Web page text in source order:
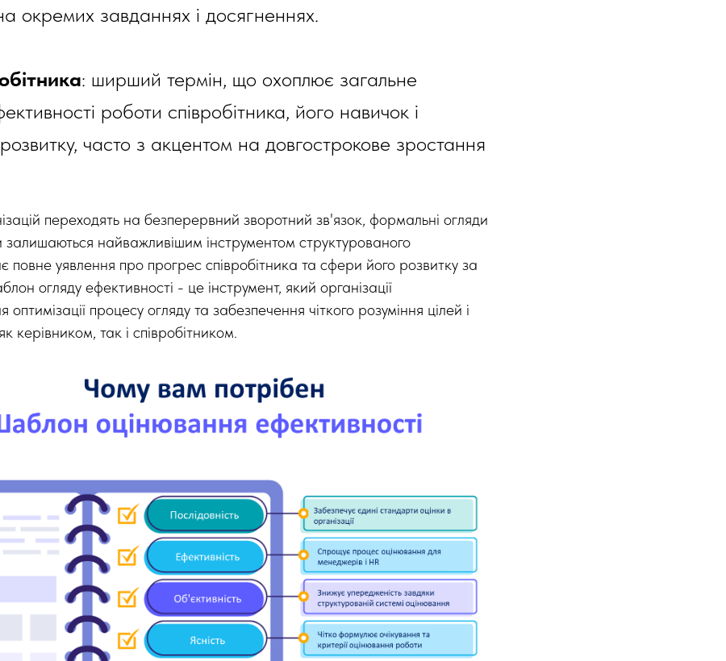
окремих завданнях і досягненнях.
: ширший термін, що охоплює загальне
роботи співробітника, його навичок і
часто з акцентом на довгострокове зростання
переходять на безперервний зворотний зв'язок, формальні огляди
залишаються найважливішим інструментом структурованого
повне уявлення про прогрес співробітника та сфери його розвитку за
огляду ефективності - це інструмент, який організації
оптимізації процесу огляду та забезпечення чіткого розуміння цілей і
керівником, так і співробітником.